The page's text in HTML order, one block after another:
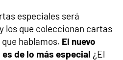
especiales será
los que coleccionan cartas
hablamos. El nuevo
de lo más especial ¿El